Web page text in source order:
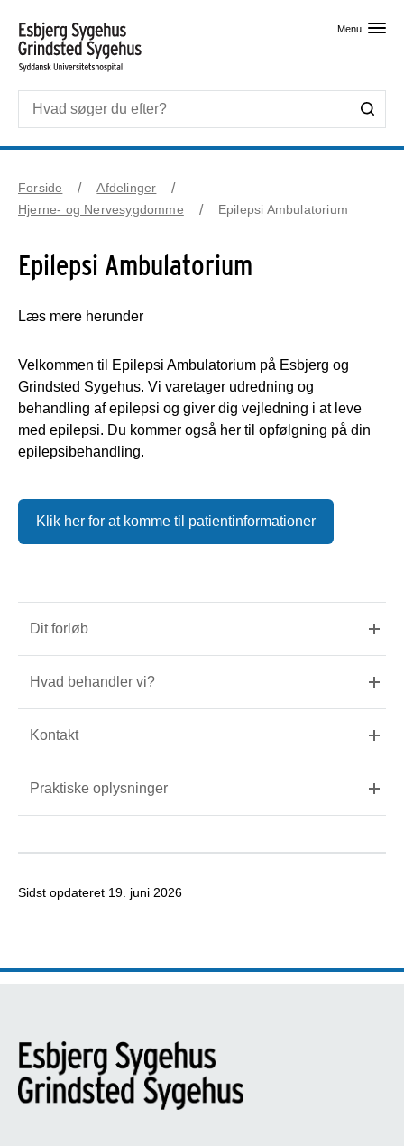
Menu
Forside
Afdelinger
Hjerne- og Nervesygdomme
Epilepsi Ambulatorium
Epilepsi Ambulatorium
Læs mere herunder
Velkommen til Epilepsi Ambulatorium på Esbjerg og
Grindsted Sygehus. Vi varetager udredning og
behandling af epilepsi og giver dig vejledning i at leve
med epilepsi. Du kommer også her til opfølgning på din
epilepsibehandling.
Klik her for at komme til patientinformationer
Dit forløb
Hvad behandler vi?
Kontakt
Praktiske oplysninger
Sidst opdateret 19. juni 2026